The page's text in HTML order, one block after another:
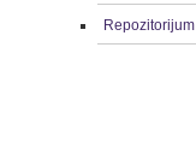
Repozitorijum